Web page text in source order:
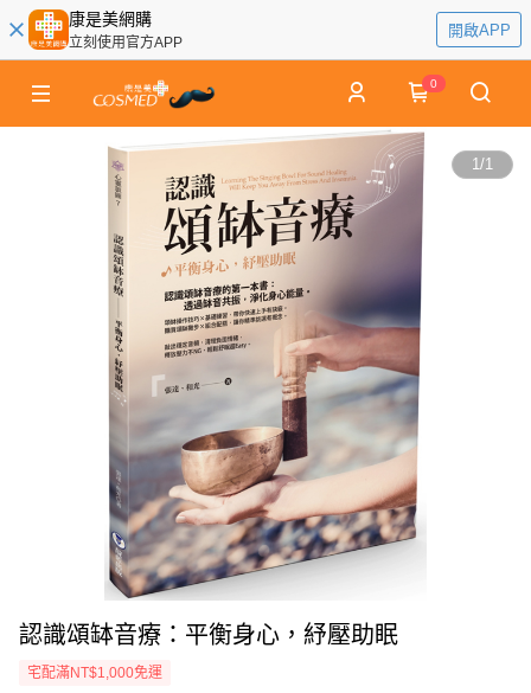
康是美網購
立刻使用官方APP
開啟APP
0
1/1
認識頌缽音療：平衡身心，紓壓助眠
宅配滿NT$1,000免運